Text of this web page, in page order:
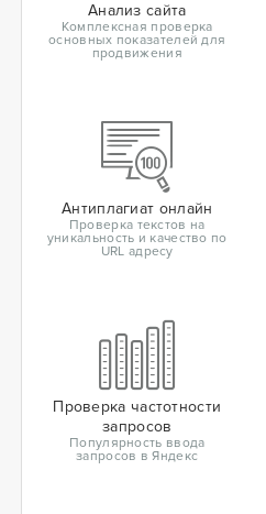
Анализ сайта
Комплексная проверка
основных показателей для
продвижения
Антиплагиат онлайн
Проверка текстов на
уникальность и качество по
URL адресу
Проверка частотности
запросов
Популярность ввода
запросов в Яндекс